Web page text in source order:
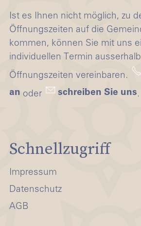
Ist es Ihnen nicht möglich, zu
Öffnungszeiten auf die
kommen, können Sie mit uns
individuellen Termin
Öffnungszeiten vereinbaren.
an oder schreiben Sie uns.
Schnellzugriff
Impressum
Datenschutz
AGB